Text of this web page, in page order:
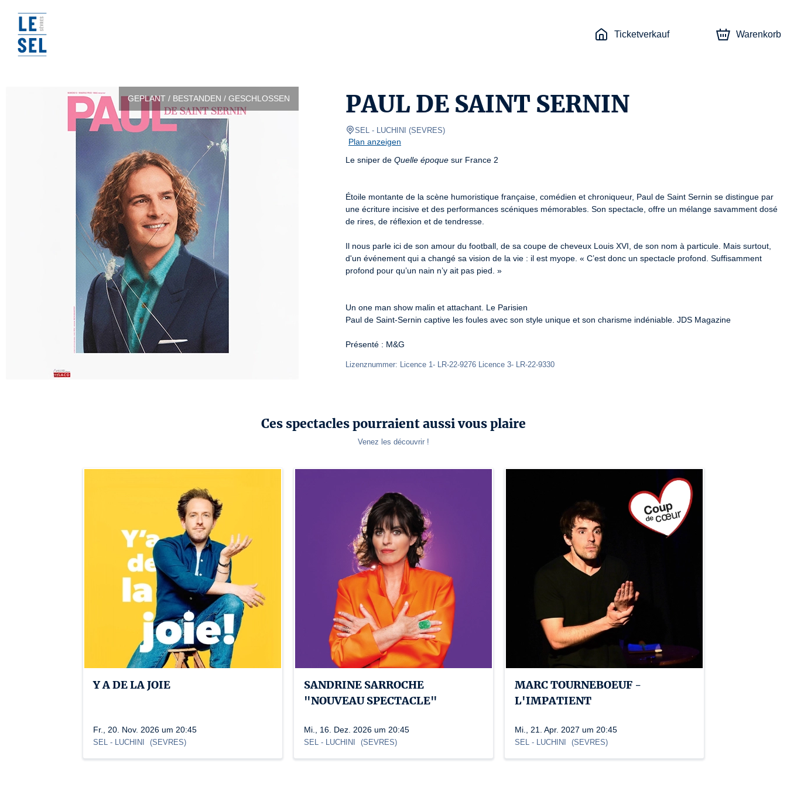
Ticketverkauf Warenkorb
GEPLANT / BESTANDEN / GESCHLOSSEN PAUL DE SAINT SERNIN
SEL - LUCHINI (SEVRES)
Plan anzeigen
Le sniper de Quelle époque sur France 2
Étoile montante de la scène humoristique française, comédien et chroniqueur, Paul de Saint Sernin se distingue par
une écriture incisive et des performances scéniques mémorables. Son spectacle, offre un mélange savamment dosé
de rires, de réflexion et de tendresse.
Il nous parle ici de son amour du football, de sa coupe de cheveux Louis XVI, de son nom à particule. Mais surtout,
d'un événement qui a changé sa vision de la vie : il est myope. « C’est donc un spectacle profond. Suffisamment
profond pour qu’un nain n’y ait pas pied. »
Un one man show malin et attachant. Le Parisien
Paul de Saint-Sernin captive les foules avec son style unique et son charisme indéniable. JDS Magazine
Présenté : M&G
Lizenznummer: Licence 1- LR-22-9276 Licence 3- LR-22-9330
Ces spectacles pourraient aussi vous plaire
Venez les découvrir !
Y A DE LA JOIE
Fr., 20. Nov. 2026 um 20:45
SEL - LUCHINI (SEVRES)
SANDRINE SARROCHE
"NOUVEAU SPECTACLE"
Mi., 16. Dez. 2026 um 20:45
SEL - LUCHINI (SEVRES)
MARC TOURNEBOEUF -
L'IMPATIENT
Mi., 21. Apr. 2027 um 20:45
SEL - LUCHINI (SEVRES)